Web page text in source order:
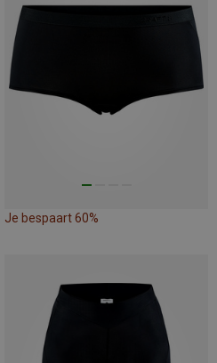
Je bespaart 60%